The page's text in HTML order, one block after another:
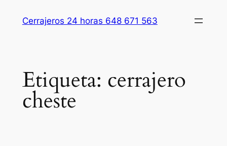
Cerrajeros 24 horas 648 671 563
Etiqueta: cerrajero
cheste